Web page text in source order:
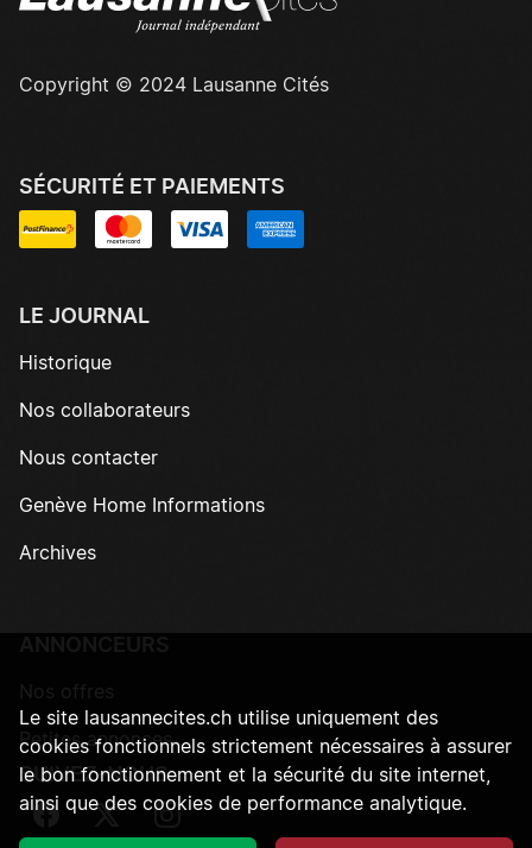
Copyright © 2024 Lausanne Cités
SÉCURITÉ ET PAIEMENTS
LE JOURNAL
Historique
Nos collaborateurs
Nous contacter
Genève Home Informations
Archives
Petites annonces
SUIVEZ-NOUS
Suivez-nous sur Facebook
Suivez-nous sur Twitter
Suivez-nous sur Instagram
Le site lausannecites.ch utilise uniquement des
cookies fonctionnels strictement nécessaires à assurer
le bon fonctionnement et la sécurité du site internet,
ainsi que des cookies de performance analytique.